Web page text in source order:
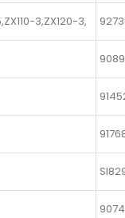
3,ZX120-3,